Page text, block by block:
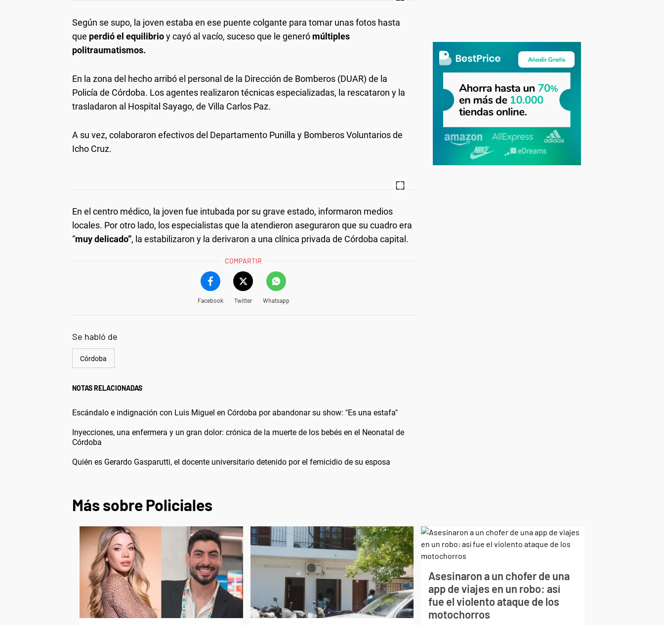
Según se supo, la joven estaba en ese puente colgante para tomar unas fotos hasta
que perdió el equilibrioy cayó al vacío, suceso que le generó múltiples
politraumatismos.
En la zona del hecho arribó el personal de la Dirección de Bomberos (DUAR) de la
Policía de Córdoba. Los agentes realizaron técnicas especializadas, la rescataron y la
trasladaron al Hospital Sayago, de Villa Carlos Paz.
A su vez, colaboraron efectivos del Departamento Punilla y Bomberos Voluntarios de
Icho Cruz.
En el centro médico, la joven fue intubada por su grave estado, informaron medios
locales. Por otro lado, los especialistas que la atendieron aseguraron que su cuadro era
“muy delicado”, la estabilizaron y la derivaron a una clínica privada de Córdoba capital.
COMPARTIR
Facebook Twitter Whatsapp
Se habló de
Córdoba
NOTAS RELACIONADAS
Escándalo e indignación con Luis Miguel en Córdoba por abandonar su show: "Es una estafa"
Inyecciones, una enfermera y un gran dolor: crónica de la muerte de los bebés en el Neonatal de
Córdoba
Quién es Gerardo Gasparutti, el docente universitario detenido por el femicidio de su esposa
Más sobre Policiales
Asesinaron a un chofer de una
app de viajes en un robo: así
fue el violento ataque de los
motochorros